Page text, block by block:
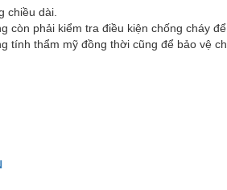
chiều dài.
còn phải kiểm tra điều kiện chống cháy
tính thẩm mỹ đồng thời cũng để bảo vệ